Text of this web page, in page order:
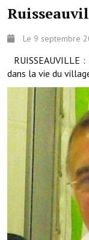
Découvrez
Urbanisme
Nous
Horaires de
Les foulées
ACCÈS RAPIDE
Démarches
Projets et
Fêtes et
Le 9 septembre
RUISSEAUVILLE :
dans la vie du